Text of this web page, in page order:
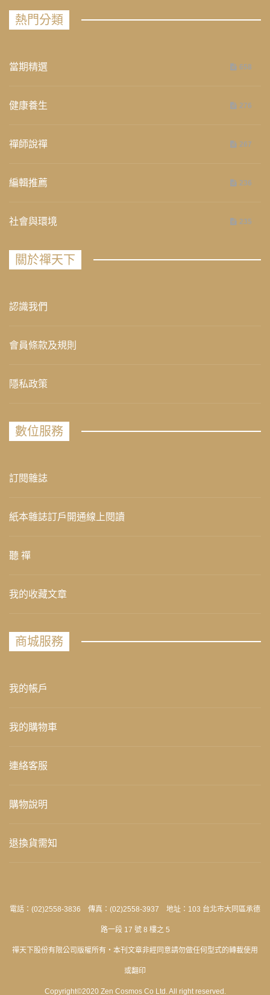
熱門分類
當期精選 658
健康養生 276
禪師說禪 267
編輯推薦 236
社會與環境 235
關於禪天下
認識我們
會員條款及規則
隱私政策
數位服務
訂閱雜誌
紙本雜誌訂戶開通線上閱讀
聽 禪
我的收藏文章
商城服務
我的帳戶
我的購物車
連絡客服
購物說明
退換貨需知
電話：(02)2558-3836 傳真：(02)2558-3937 地址：103 台北市大同區承德
路一段 17 號 8 樓之 5
禪天下股份有限公司版權所有‧本刊文章非經同意請勿做任何型式的轉載使用
或翻印
Copyright©2020 Zen Cosmos Co Ltd. All right reserved.